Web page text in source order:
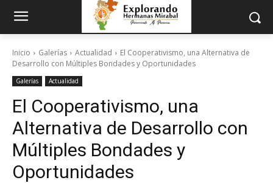
Inicio Galerías Actualidad
El Cooperativismo, una Alternativa de
Desarrollo con Múltiples Bondades y Oportunidades
Galerías Actualidad
El Cooperativismo, una
Alternativa de Desarrollo con
Múltiples Bondades y
Oportunidades